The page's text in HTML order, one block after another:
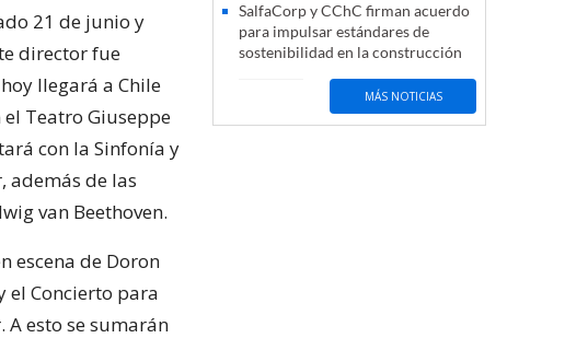
21 de junio y
director fue
llegará a Chile
Teatro Giuseppe
con la Sinfonía y
además de las
van Beethoven.
escena de Doron
el Concierto para
A esto se sumarán
SalfaCorp y CChC firman acuerdo
para impulsar estándares de
sostenibilidad en la construcción
MÁS NOTICIAS